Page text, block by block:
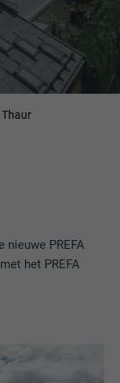
nieuwe PREFA
het PREFA